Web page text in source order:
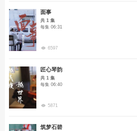
面事
共 1 集
每集 06:31
6597
匠心琴韵
共 1 集
每集 06:40
5871
筑梦石碧